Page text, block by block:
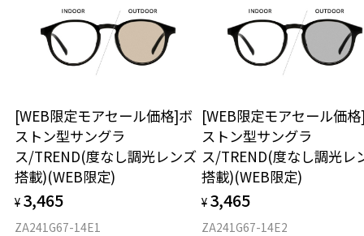
どのようなファッションやヘアスタイルにも合わせやすく、柔らかな
印象を演出できます。
※柄や色味の出方に個体差があり、画像と異なる場合がございます。
＜度付きサングラスに関する注意事項＞
※サングラスの度付きは追加料金がかかります。
※度付きにした場合、レンズ色、機能が変更となります。
※度付きサングラスをお求めの際は、レンズ選択画面にて度数入力
後、レンズオプションでカラーをお選びください。
仕上がり寸法
D 仕上がりの横幅：約143mm
E 仕上がりの縦幅：約50mm
日または発送日より１年間修理又は交換させて頂
きます。
※保証期間内に交換が行われた場合、保証期間は初期の期間から
延長されません。
安心2 視力測定無料
視力の変化を早めに発見するために、定期的な視
力測定をおすすめいたします。
安心3 かかり具合調整無料
談ください。
オンラインストアでフレームのみ購入して、
実店舗で度付きにできます
ご購入時に「レンズ交換券」をお選びいただくと、実店舗で
度数を測定のうえ、度付きレンズ（標準セットレンズ）へ無
料交換いただけます。
詳しくはこちら
[WEB限定モアセール価格]ボ
ストン型サングラ
ス/TREND(度なし調光レンズ
搭載)(WEB限定)
¥ 3,465
ZA241G67-14E1
[WEB限定モアセール価
ストン型サングラ
ス/TREND(度なし調光レ
搭載)(WEB限定)
¥ 3,465
ZA241G67-14E2